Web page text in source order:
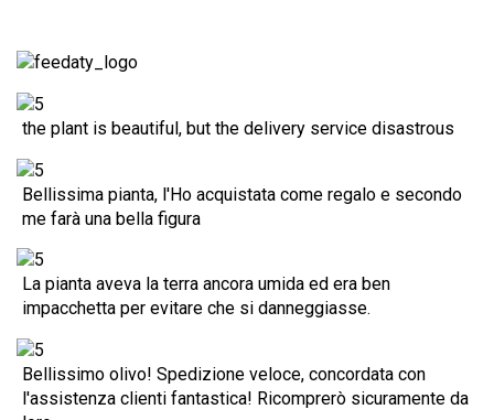
the plant is beautiful, but the delivery service disastrous
Bellissima pianta, l'Ho acquistata come regalo e secondo
me farà una bella figura
La pianta aveva la terra ancora umida ed era ben
impacchetta per evitare che si danneggiasse.
Bellissimo olivo! Spedizione veloce, concordata con
l'assistenza clienti fantastica! Ricomprerò sicuramente da